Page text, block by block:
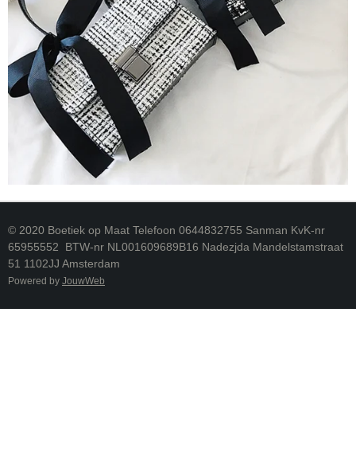
© 2020 Boetiek op Maat Telefoon 0644832755 Sanman KvK-nr
65955552 BTW-nr NL001609689B16 Nadezjda Mandelstamstraat
51 1102JJ Amsterdam
Powered by JouwWeb